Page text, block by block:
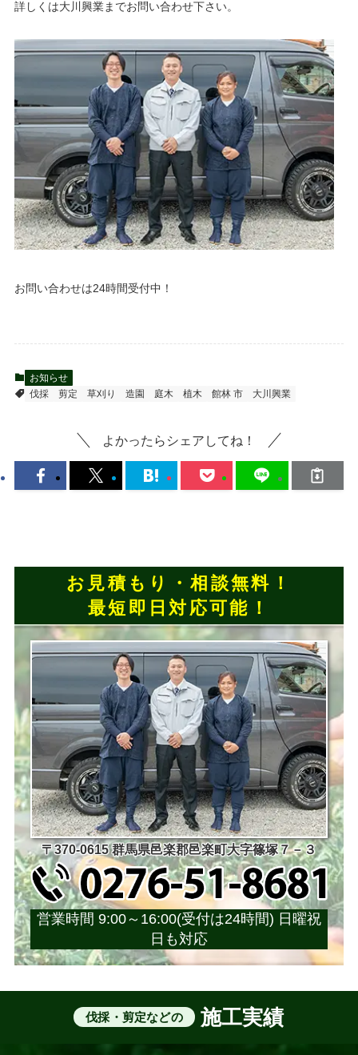
詳しくは大川興業までお問い合わせ下さい。
お問い合わせは24時間受付中！
お知らせ
伐採
剪定 草刈り 造園 庭木 植木 館林 市 大川興業
よかったらシェアしてね！
お見積もり・相談無料！
最短即日対応可能！
〒370-0615 群馬県邑楽郡邑楽町大字篠塚７－３
営業時間 9:00～16:00(受付は24時間) 日曜祝
日も対応
伐採・剪定などの 施工実績